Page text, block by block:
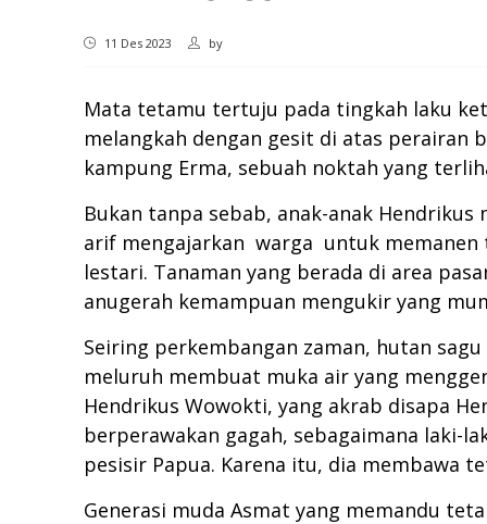
11 Des 2023 by
Mata tetamu tertuju pada tingkah laku
melangkah dengan gesit di atas perairan
kampung Erma, sebuah noktah yang
Bukan tanpa sebab, anak-anak
arif mengajarkan warga untuk memanen
lestari. Tanaman yang berada di area
anugerah kemampuan mengukir yang
Seiring perkembangan zaman, hutan
meluruh membuat muka air yang
Hendrikus Wowokti, yang akrab disapa
berperawakan gagah, sebagaimana laki-
pesisir Papua. Karena itu, dia membawa
Generasi muda Asmat yang memandu